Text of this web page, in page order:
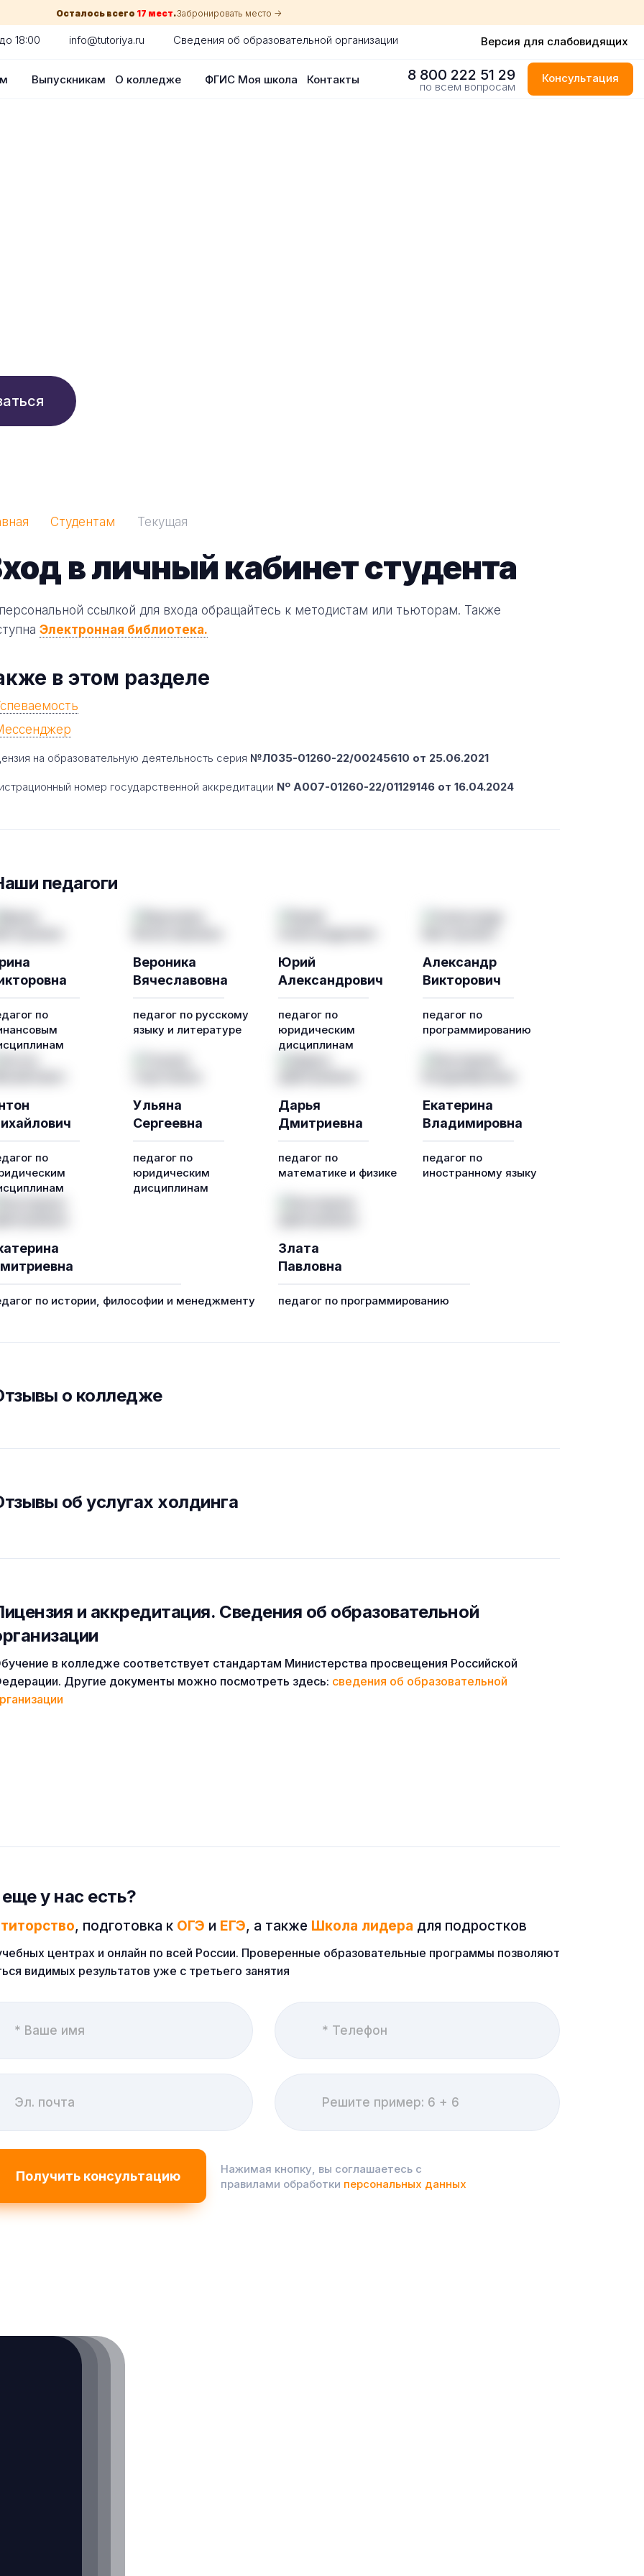
Осталось всего 17 мест.Забронировать место ->
18:00 info@tutoriya.ru Сведения об образовательной организации Версия для слабовидящих
Выпускникам О колледже ФГИС Моя школа Контакты 8 800 222 51 29
по всем вопросам
Консультация
Студентам Текущая
в личный кабинет студента
ссылкой для входа обращайтесь к методистам или тьюторам. Также
Электронная библиотека.
в этом разделе
на образовательную деятельность серия №Л035-01260-22/00245610 от 25.06.2021
номер государственной аккредитации Nº A007-01260-22/01129146 от 16.04.2024
педагоги
по
Вероника
Вячеславовна
педагог по русскому
языку и литературе
Юрий
Александрович
педагог по
юридическим
дисциплинам
Александр
Викторович
педагог по
программированию
по
Ульяна
Сергеевна
педагог по
юридическим
дисциплинам
Дарья
Дмитриевна
педагог по
математике и физике
Екатерина
Владимировна
педагог по
иностранному языку
по истории, философии и менеджменту
Злата
Павловна
педагог по программированию
о колледже
об услугах холдинга
и аккредитация. Cведения об образовательной
в колледже соответствует стандартам Министерства просвещения Российской
Другие документы можно посмотреть здесь: сведения об образовательной
у нас есть?
, подготовка к ОГЭ и ЕГЭ, а также Школа лидера для подростков
центрах и онлайн по всей России. Проверенные образовательные программы позволяют
видимых результатов уже с третьего занятия
Нажимая кнопку, вы соглашаетесь с
правилами обработки персональных данных